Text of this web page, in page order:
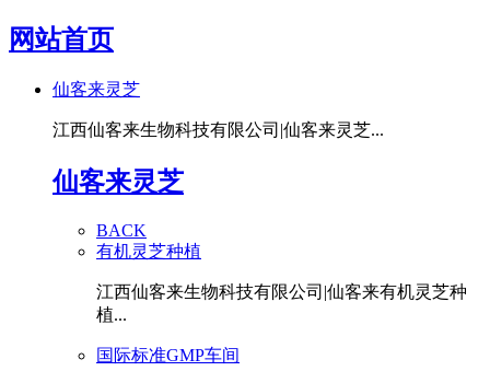
网站首页
仙客来灵芝
江西仙客来生物科技有限公司|仙客来灵芝...
仙客来灵芝
BACK
有机灵芝种植
江西仙客来生物科技有限公司|仙客来有机灵芝种
植...
国际标准GMP车间